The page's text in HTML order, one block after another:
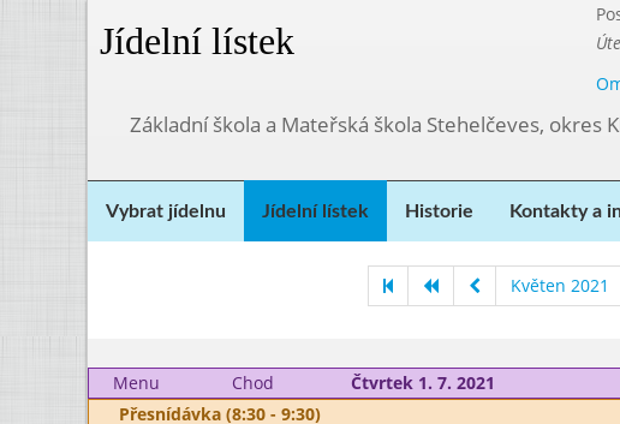
Jídelní lístek
Základní škola a Mateřská škola Stehelčeves, okres
Vybrat jídelnu Jídelní lístek Historie Kontakty a
Květen 2021
Menu
Chod Čtvrtek 1. 7. 2021
Přesnídávka (8:30 - 9:30)